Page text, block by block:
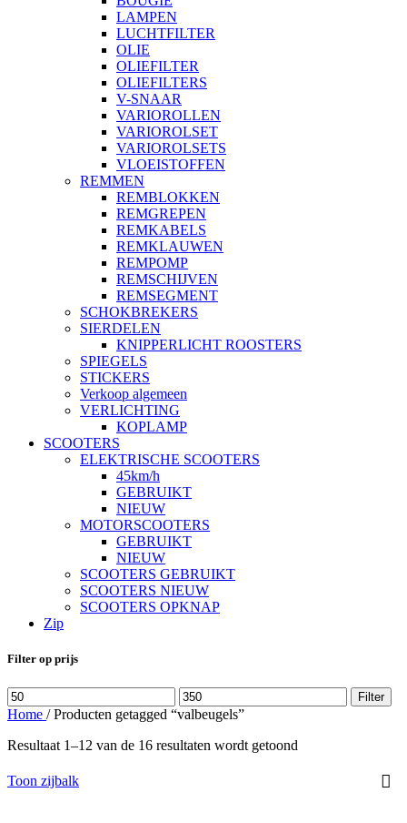
LAMPEN
LUCHTFILTER
OLIE
OLIEFILTER
OLIEFILTERS
V-SNAAR
VARIOROLLEN
VARIOROLSET
VARIOROLSETS
VLOEISTOFFEN
REMMEN
REMBLOKKEN
REMGREPEN
REMKABELS
REMKLAUWEN
REMPOMP
REMSCHIJVEN
REMSEGMENT
SCHOKBREKERS
SIERDELEN
KNIPPERLICHT ROOSTERS
SPIEGELS
STICKERS
Verkoop algemeen
VERLICHTING
KOPLAMP
SCOOTERS
ELEKTRISCHE SCOOTERS
45km/h
GEBRUIKT
NIEUW
MOTORSCOOTERS
GEBRUIKT
NIEUW
SCOOTERS GEBRUIKT
SCOOTERS NIEUW
SCOOTERS OPKNAP
Zip
Filter op prijs
Min.
prijs
Max.
prijs
Filter
Home / Producten getagged “valbeugels”
Resultaat 1–12 van de 16 resultaten wordt getoond
Toon zijbalk